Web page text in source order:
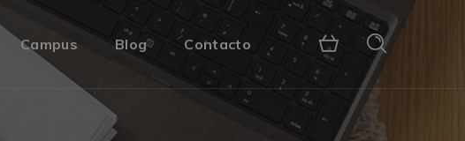
Campus Blog Contacto